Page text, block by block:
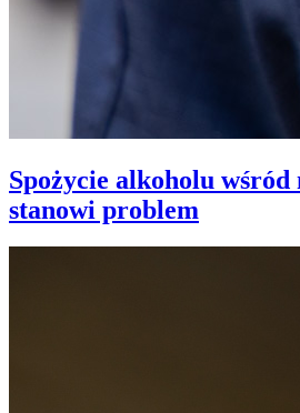
Spożycie alkoholu wśród
stanowi problem